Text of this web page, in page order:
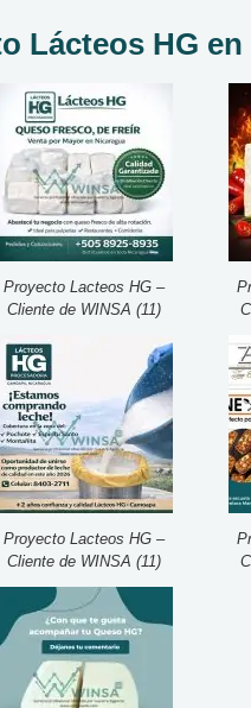
Lácteos HG en
Proyecto Lacteos HG –
Cliente de WINSA (11)
Proyecto Lacteos HG –
Cliente de WINSA (11)